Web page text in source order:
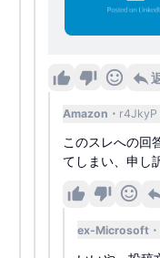
Amazon r4JkyP
このスレへの回
てしまい、申し
ex-Microsoft